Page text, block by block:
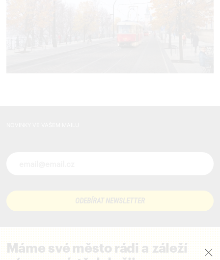
Máme své město rádi a záleží